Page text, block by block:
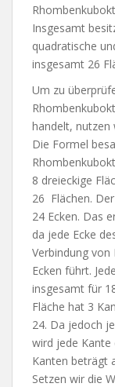
Insgesamt
quadratische
insgesamt 26
Um zu
handelt, nutzen
Die Formel
8 dreieckige
26 Flächen.
24 Ecken. Das
da jede Ecke
Verbindung von
Ecken führt.
insgesamt für
Fläche hat 3
24. Da jedoch
wird jede Kante
Kanten beträgt
Setzen wir die